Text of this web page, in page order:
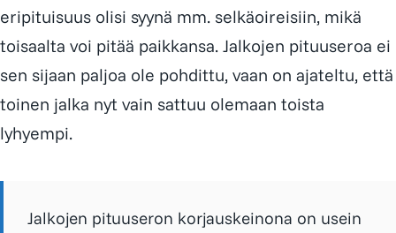
eripituisuus olisi syynä mm. selkäoireisiin, mikä
toisaalta voi pitää paikkansa. Jalkojen pituuseroa ei
sen sijaan paljoa ole pohdittu, vaan on ajateltu, että
toinen jalka nyt vain sattuu olemaan toista
lyhyempi.
Jalkojen pituuseron korjauskeinona on usein